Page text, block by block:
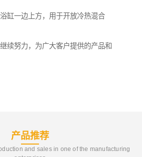
缸一边上方，用于开放冷热混合
续努力，为广大客户提供的产品和
产品推荐
and sales in one of the manufacturing